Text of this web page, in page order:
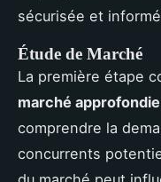
sécurisée et
Étude de Marché
La première étape
marché approfondie
comprendre la
concurrents